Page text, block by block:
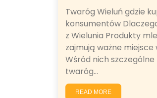
Twaróg Wieluń gdzie
konsumentów
z Wielunia Produkty
zajmują ważne miejsce
Wśród nich szczególne
twaróg…
READ MORE